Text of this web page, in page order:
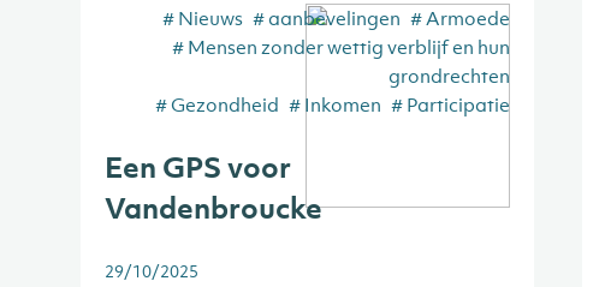
# Nieuws # aanbevelingen # Armoede
# Mensen zonder wettig verblijf en hun
grondrechten
# Gezondheid # Inkomen # Participatie
Een GPS voor
Vandenbroucke
29/10/2025